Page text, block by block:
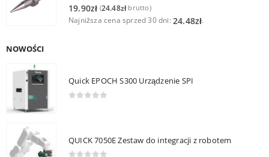
0out of 5
19.90zł (24.48złbrutto)
Najniższa cena sprzed 30 dni: 24.48zł.
NOWOŚCI
Quick EPOCH S300 Urządzenie SPI
QUICK 7050E Zestaw do integracji z robotem